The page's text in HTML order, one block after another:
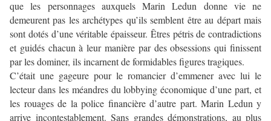
que les personnages auxquels Marin Ledun donne vie ne
demeurent pas les archétypes qu’ils semblent être au départ mais
sont dotés d’une véritable épaisseur. Êtres pétris de contradictions
et guidés chacun à leur manière par des obsessions qui finissent
par les dominer, ils incarnent de formidables figures tragiques.
C’était une gageure pour le romancier d’emmener avec lui le
lecteur dans les méandres du lobbying économique d’une part, et
les rouages de la police financière d’autre part. Marin Ledun y
arrive incontestablement. Sans grandes démonstrations, au plus